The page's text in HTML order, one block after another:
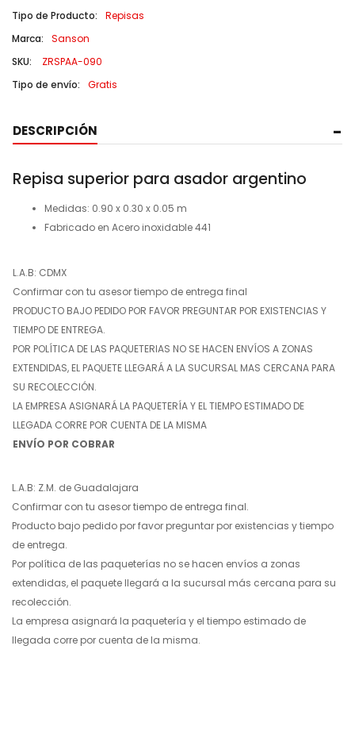
Tipo de Producto:
Repisas
Marca:
Sanson
SKU:
ZRSPAA-090
Tipo de envío:
Gratis
DESCRIPCIÓN
Repisa superior para asador argentino
Medidas: 0.90 x 0.30 x 0.05 m
Fabricado en Acero inoxidable 441
L.A.B: CDMX
Confirmar con tu asesor tiempo de entrega final
PRODUCTO BAJO PEDIDO POR FAVOR PREGUNTAR POR EXISTENCIAS Y
TIEMPO DE ENTREGA.
POR POLÍTICA DE LAS PAQUETERIAS NO SE HACEN ENVÍOS A ZONAS
EXTENDIDAS, EL PAQUETE LLEGARÁ A LA SUCURSAL MAS CERCANA PARA
SU RECOLECCIÓN.
LA EMPRESA ASIGNARÁ LA PAQUETERÍA Y EL TIEMPO ESTIMADO DE
LLEGADA CORRE POR CUENTA DE LA MISMA
ENVÍO POR COBRAR
L.A.B: Z.M. de Guadalajara
Confirmar con tu asesor tiempo de entrega final.
Producto bajo pedido por favor preguntar por existencias y tiempo
de entrega.
Por política de las paqueterías no se hacen envíos a zonas
extendidas, el paquete llegará a la sucursal más cercana para su
recolección.
La empresa asignará la paquetería y el tiempo estimado de
llegada corre por cuenta de la misma.